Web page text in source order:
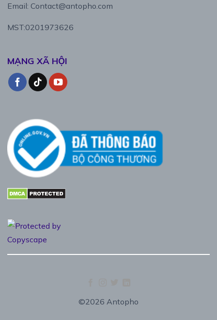
Email: Contact@antopho.com
MST:0201973626
MẠNG XÃ HỘI
©2026 Antopho